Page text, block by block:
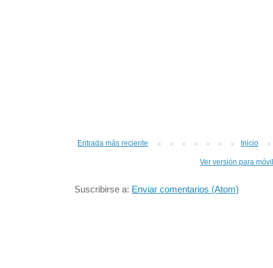
Entrada más reciente Inicio
Ver versión para
Suscribirse a: Enviar comentarios (Atom)